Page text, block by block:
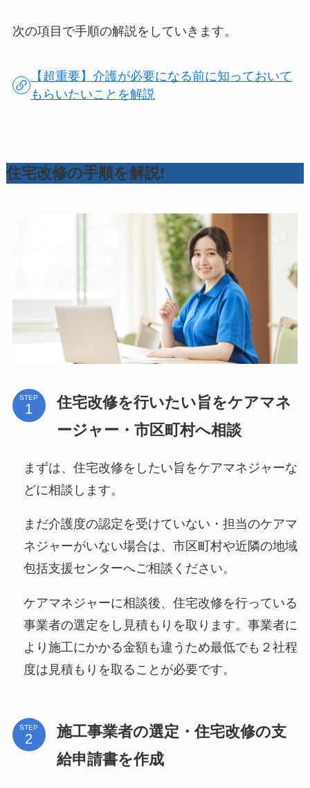
次の項目で手順の解説をしていきます。
【超重要】介護が必要になる前に知っておいて
もらいたいことを解説
住宅改修の手順を解説!
STEP
住宅改修を行いたい旨をケアマネ
ージャー・市区町村へ相談
まずは、住宅改修をしたい旨をケアマネジャーな
どに相談します。
まだ介護度の認定を受けていない・担当のケアマ
ネジャーがいない場合は、市区町村や近隣の地域
包括支援センターへご相談ください。
ケアマネジャーに相談後、住宅改修を行っている
事業者の選定をし見積もりを取ります。事業者に
より施工にかかる金額も違うため最低でも２社程
度は見積もりを取ることが必要です。
STEP
施工事業者の選定・住宅改修の支
給申請書を作成